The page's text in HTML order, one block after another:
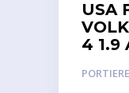
USA
4 1.9